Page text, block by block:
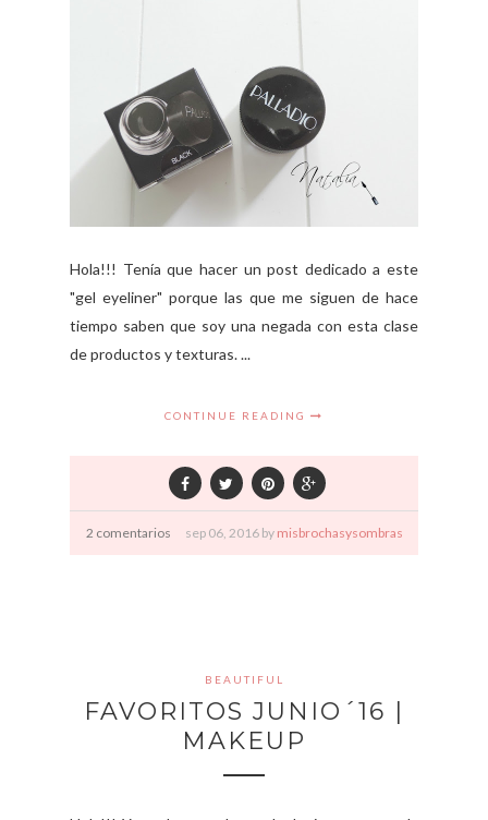
Hola!!! Tenía que hacer un post dedicado a este
"gel eyeliner" porque las que me siguen de hace
tiempo saben que soy una negada con esta clase
de productos y texturas. ...
CONTINUE READING
2 comentarios sep 06, 2016 by misbrochasysombras
BEAUTIFUL
FAVORITOS JUNIO´16 |
MAKEUP